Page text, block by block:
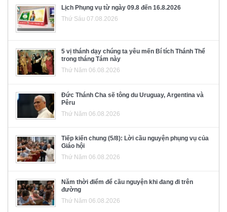
Lịch Phụng vụ từ ngày 09.8 đến 16.8.2026
Thứ Sáu 07.08.2026
5 vị thánh dạy chúng ta yêu mến Bí tích Thánh Thể
trong tháng Tám này
Thứ Năm 06.08.2026
Đức Thánh Cha sẽ tông du Uruguay, Argentina và
Pêru
Thứ Năm 06.08.2026
Tiếp kiến chung (5/8): Lời cầu nguyện phụng vụ của
Giáo hội
Thứ Năm 06.08.2026
Năm thời điểm để cầu nguyện khi đang đi trên
đường
Thứ Năm 06.08.2026